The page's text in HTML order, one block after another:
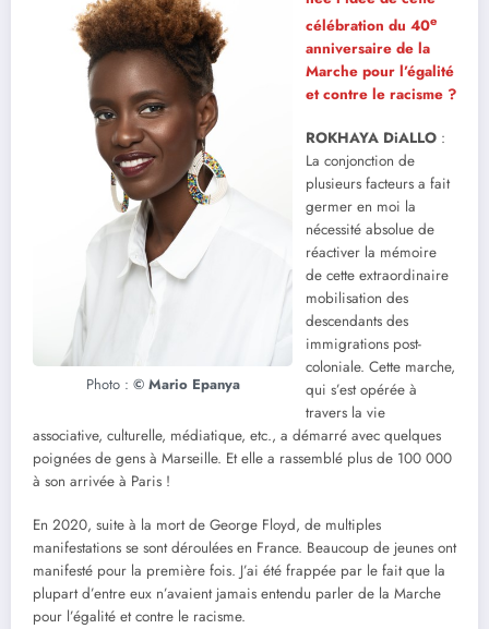
Photo : ©️ Mario Epanya
célébration du 40e
anniversaire de la
Marche pour l’égalité
et contre le racisme ?
ROKHAYA DiALLO :
La conjonction de
plusieurs facteurs a fait
germer en moi la
nécessité absolue de
réactiver la mémoire
de cette extraordinaire
mobilisation des
descendants des
immigrations post-
coloniale. Cette marche,
qui s’est opérée à
travers la vie
associative, culturelle, médiatique, etc., a démarré avec quelques
poignées de gens à Marseille. Et elle a rassemblé plus de 100 000
à son arrivée à Paris !
En 2020, suite à la mort de George Floyd, de multiples
manifestations se sont déroulées en France. Beaucoup de jeunes ont
manifesté pour la première fois. J’ai été frappée par le fait que la
plupart d’entre eux n’avaient jamais entendu parler de la Marche
pour l’égalité et contre le racisme.